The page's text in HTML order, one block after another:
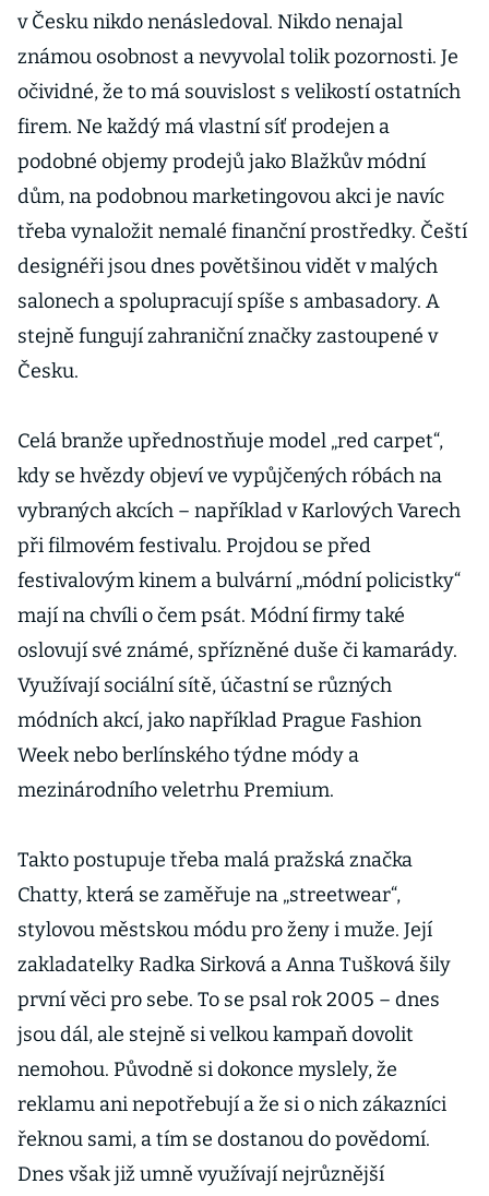
v Česku nikdo nenásledoval. Nikdo nenajal
známou osobnost a nevyvolal tolik pozornosti. Je
očividné, že to má souvislost s velikostí ostatních
firem. Ne každý má vlastní síť prodejen a
podobné objemy prodejů jako Blažkův módní
dům, na podobnou marketingovou akci je navíc
třeba vynaložit nemalé finanční prostředky. Čeští
designéři jsou dnes povětšinou vidět v malých
salonech a spolupracují spíše s ambasadory. A
stejně fungují zahraniční značky zastoupené v
Česku.
Celá branže upřednostňuje model „red carpet“,
kdy se hvězdy objeví ve vypůjčených róbách na
vybraných akcích – například v Karlových Varech
při filmovém festivalu. Projdou se před
festivalovým kinem a bulvární „módní policistky“
mají na chvíli o čem psát. Módní firmy také
oslovují své známé, spřízněné duše či kamarády.
Využívají sociální sítě, účastní se různých
módních akcí, jako například Prague Fashion
Week nebo berlínského týdne módy a
mezinárodního veletrhu Premium.
Takto postupuje třeba malá pražská značka
Chatty, která se zaměřuje na „streetwear“,
stylovou městskou módu pro ženy i muže. Její
zakladatelky Radka Sirková a Anna Tušková šily
první věci pro sebe. To se psal rok 2005 – dnes
jsou dál, ale stejně si velkou kampaň dovolit
nemohou. Původně si dokonce myslely, že
reklamu ani nepotřebují a že si o nich zákazníci
řeknou sami, a tím se dostanou do povědomí.
Dnes však již umně využívají nejrůznější